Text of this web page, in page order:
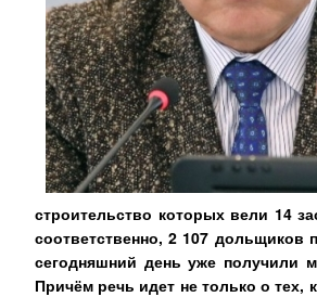
строительство которых вели 14
соответственно, 2 107 дольщиков
сегодняшний день уже получили
Причём речь идет не только о тех,